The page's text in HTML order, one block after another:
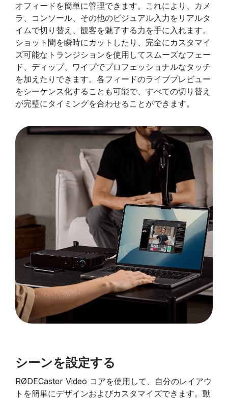
オフィードを簡単に管理できます。これにより、カメ
ラ、コンソール、その他のビジュアル入力をリアルタ
イムで切り替え、観客を魅了する力を手に入れます。
ショット間を瞬時にカットしたり、完全にカスタマイ
ズ可能なトランジションを使用してスムーズなフェー
ド、ディップ、ワイプでプロフェッショナルなタッチ
を加えたりできます。各フィードのライブプレビュー
をシーケンス化することも可能で、すべての切り替え
が完璧にタイミングを合わせることができます。
シーンを設定する
RØDECaster Video コアを使用して、自分のレイアウ
トを簡単にデザインおよびカスタマイズできます。動